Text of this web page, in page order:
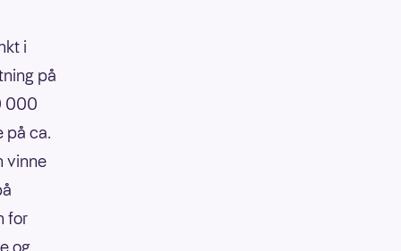
i
på
000
på ca.
vinne
for